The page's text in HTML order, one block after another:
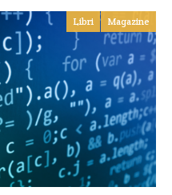
Libri Magazine